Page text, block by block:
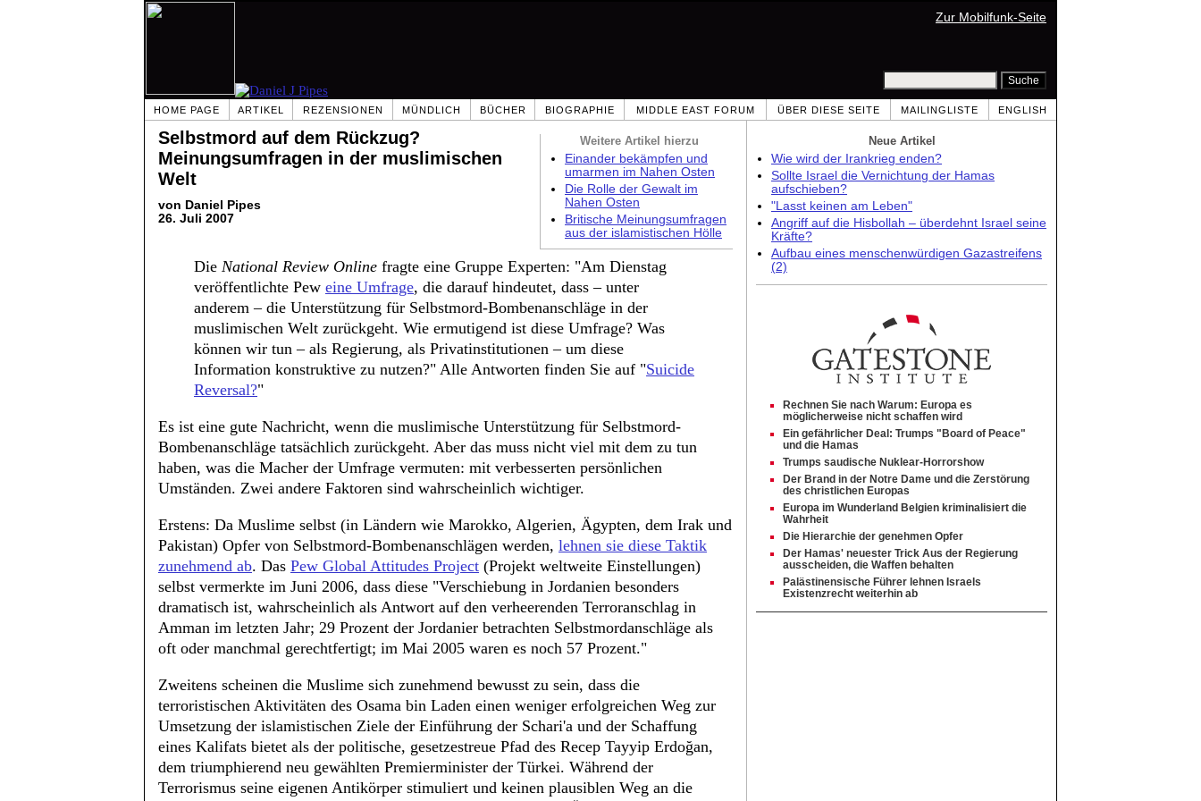
Zur Mobilfunk-Seite
HOME PAGE ARTIKEL REZENSIONEN MÜNDLICH BÜCHER BIOGRAPHIE MIDDLE EAST FORUM ÜBER DIESE SEITE MAILINGLISTE ENGLISH
Weitere Artikel hierzu
Einander bekämpfen und
umarmen im Nahen Osten
Die Rolle der Gewalt im
Nahen Osten
Britische Meinungsumfragen
aus der islamistischen Hölle
Selbstmord auf dem Rückzug?
Meinungsumfragen in der muslimischen
Welt
von Daniel Pipes
26. Juli 2007
Die National Review Online fragte eine Gruppe Experten: "Am Dienstag
veröffentlichte Pew eine Umfrage, die darauf hindeutet, dass – unter
anderem – die Unterstützung für Selbstmord-Bombenanschläge in der
muslimischen Welt zurückgeht. Wie ermutigend ist diese Umfrage? Was
können wir tun – als Regierung, als Privatinstitutionen – um diese
Information konstruktive zu nutzen?" Alle Antworten finden Sie auf "Suicide
Reversal?"
Es ist eine gute Nachricht, wenn die muslimische Unterstützung für Selbstmord-
Bombenanschläge tatsächlich zurückgeht. Aber das muss nicht viel mit dem zu tun
haben, was die Macher der Umfrage vermuten: mit verbesserten persönlichen
Umständen. Zwei andere Faktoren sind wahrscheinlich wichtiger.
Erstens: Da Muslime selbst (in Ländern wie Marokko, Algerien, Ägypten, dem Irak und
Pakistan) Opfer von Selbstmord-Bombenanschlägen werden, lehnen sie diese Taktik
zunehmend ab. Das Pew Global Attitudes Project (Projekt weltweite Einstellungen)
selbst vermerkte im Juni 2006, dass diese "Verschiebung in Jordanien besonders
dramatisch ist, wahrscheinlich als Antwort auf den verheerenden Terroranschlag in
Amman im letzten Jahr; 29 Prozent der Jordanier betrachten Selbstmordanschläge als
oft oder manchmal gerechtfertigt; im Mai 2005 waren es noch 57 Prozent."
Zweitens scheinen die Muslime sich zunehmend bewusst zu sein, dass die
terroristischen Aktivitäten des Osama bin Laden einen weniger erfolgreichen Weg zur
Umsetzung der islamistischen Ziele der Einführung der Schari'a und der Schaffung
eines Kalifats bietet als der politische, gesetzestreue Pfad des Recep Tayyip Erdoğan,
dem triumphierend neu gewählten Premierminister der Türkei. Während der
Terrorismus seine eigenen Antikörper stimuliert und keinen plausiblen Weg an die
Neue Artikel
Wie wird der Irankrieg enden?
Sollte Israel die Vernichtung der Hamas
aufschieben?
"Lasst keinen am Leben"
Angriff auf die Hisbollah – überdehnt Israel seine
Kräfte?
Aufbau eines menschenwürdigen Gazastreifens
(2)
Rechnen Sie nach Warum: Europa es
möglicherweise nicht schaffen wird
Ein gefährlicher Deal: Trumps "Board of Peace"
und die Hamas
Trumps saudische Nuklear-Horrorshow
Der Brand in der Notre Dame und die Zerstörung
des christlichen Europas
Europa im Wunderland Belgien kriminalisiert die
Wahrheit
Die Hierarchie der genehmen Opfer
Der Hamas' neuester Trick Aus der Regierung
ausscheiden, die Waffen behalten
Palästinensische Führer lehnen Israels
Existenzrecht weiterhin ab